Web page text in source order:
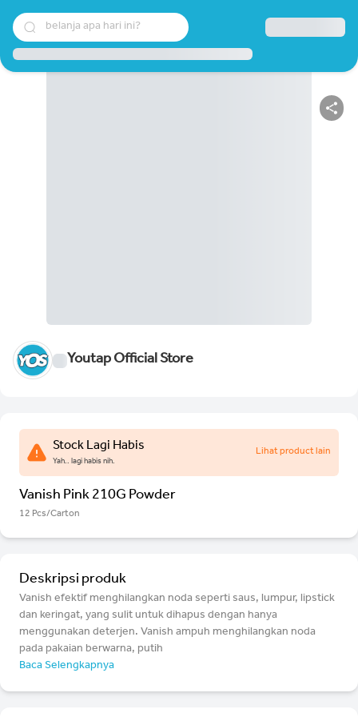
belanja apa hari ini?
Youtap Official Store
Stock Lagi Habis
Yah.. lagi habis nih.
Lihat product lain
Vanish Pink 210G Powder
12 Pcs/Carton
Deskripsi produk
Vanish efektif menghilangkan noda seperti saus, lumpur, lipstick
dan keringat, yang sulit untuk dihapus dengan hanya
menggunakan deterjen. Vanish ampuh menghilangkan noda
pada pakaian berwarna, putih
Baca Selengkapnya